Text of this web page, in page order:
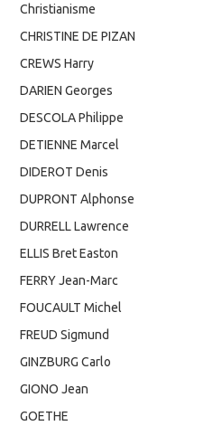
Christianisme
CHRISTINE DE PIZAN
CREWS Harry
DARIEN Georges
DESCOLA Philippe
DETIENNE Marcel
DIDEROT Denis
DUPRONT Alphonse
DURRELL Lawrence
ELLIS Bret Easton
FERRY Jean-Marc
FOUCAULT Michel
FREUD Sigmund
GINZBURG Carlo
GIONO Jean
GOETHE